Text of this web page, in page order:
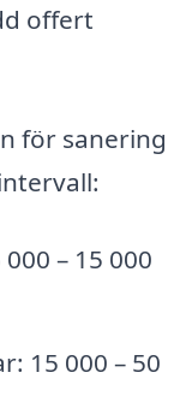
offert
för sanering
– 15 000
15 000 – 50